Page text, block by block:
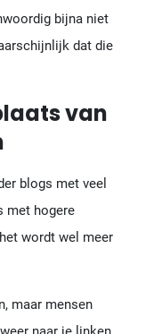
bijna niet
dat die
van
blogs met veel
met hogere
wordt wel meer
maar mensen